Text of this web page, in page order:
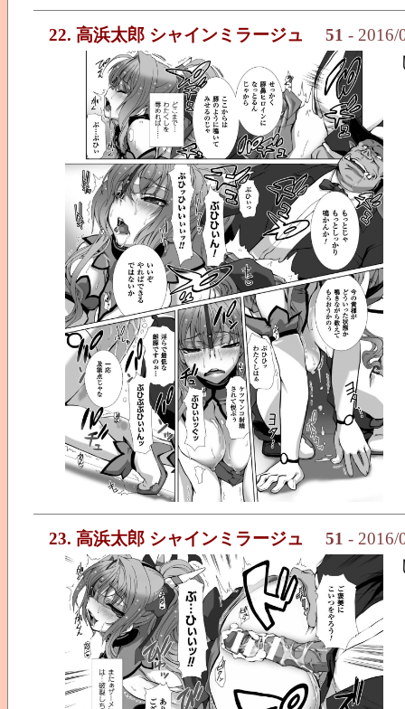
22. 高浜太郎 シャインミラージュ 51 - 2016/
23. 高浜太郎 シャインミラージュ 51 - 2016/